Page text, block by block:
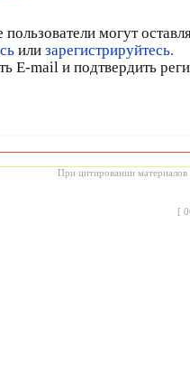
могут
или зарегистрируйтесь.
E-mail и подтвердить
При цитировании материалов
[